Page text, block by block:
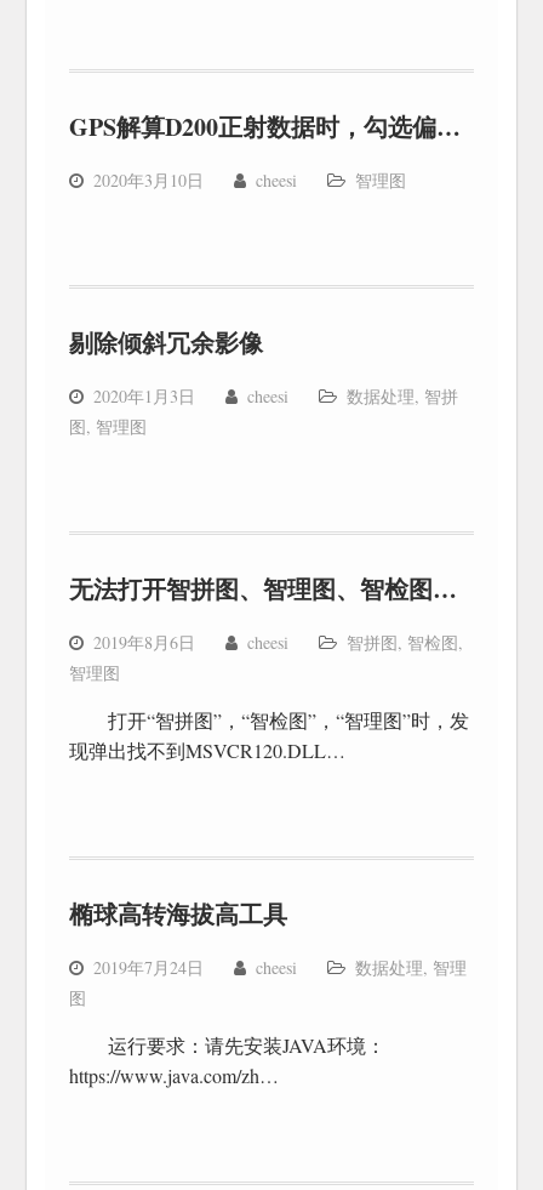
GPS解算D200正射数据时，勾选偏心距改正提示未找到云台数据（gim）？
2020年3月10日 cheesi 智理图
剔除倾斜冗余影像
2020年1月3日 cheesi 数据处理, 智拼
图, 智理图
无法打开智拼图、智理图、智检图处理方式
2019年8月6日 cheesi 智拼图, 智检图,
智理图
打开“智拼图”，“智检图”，“智理图”时，发
现弹出找不到MSVCR120.DLL…
椭球高转海拔高工具
2019年7月24日 cheesi 数据处理, 智理
图
运行要求：请先安装JAVA环境：
https://www.java.com/zh…